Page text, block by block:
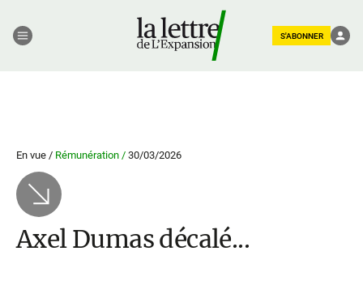
S'ABONNER
En vue / Rémunération / 30/03/2026
Axel Dumas décalé...